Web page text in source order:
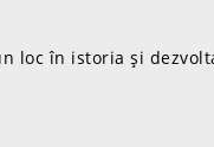
loc în istoria și